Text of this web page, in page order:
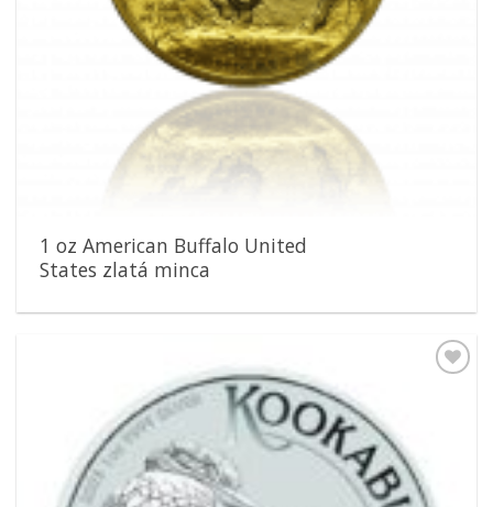
1 oz American Buffalo United
States zlatá minca